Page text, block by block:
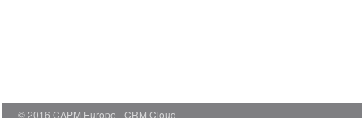
© 2016 CAPM Europe
CRM Cloud